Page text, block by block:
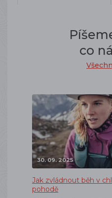
co
30. 09. 2025
Jak zvládnout běh v
pohodě